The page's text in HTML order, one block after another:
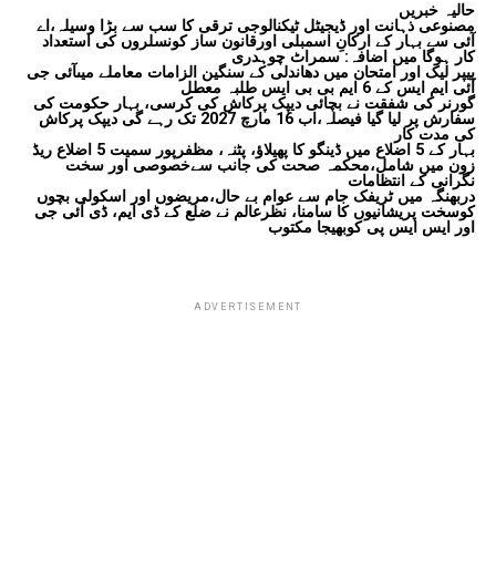
حالیہ خبریں
مصنوعی ذہانت اور ڈیجیٹل ٹیکنالوجی ترقی کا سب سے بڑا وسیلہ،اے
آئی سے بہار کے ارکانِ اسمبلی اورقانون ساز کونسلروں کی استعداد
کار ہوگا میں اضافہ: سمراٹ چوہدری
پیپر لیک اور امتحان میں دھاندلی کے سنگین الزامات معاملے میںآئی جی
آئی ایم ایس کے 6 ایم بی بی ایس طلبہ معطل
گورنر کی شفقت نے بچائی دیپک پرکاش کی کرسی، بہار حکومت کی
سفارش پر لیا گیا فیصلہ،اب 16 مارچ 2027 تک رہے گی دیپک پرکاش
کی مدت کار
بہار کے 5 اضلاع میں ڈینگو کا پھیلاؤ، پٹنہ، مظفرپور سمیت 5 اضلاع ریڈ
زون میں شامل،محکمہ صحت کی جانب سےخصوصی اور سخت
نگرانی کے انتظامات
دربھنگہ میں ٹریفک جام سے عوام بے حال،مریضوں اور اسکولی بچوں
کوسخت پریشانیوں کا سامنا، نظرعالم نے ضلع کے ڈی ایم، ڈی آئی جی
اور ایس ایس پی کوبھیجا مکتوب
ADVERTISEMENT